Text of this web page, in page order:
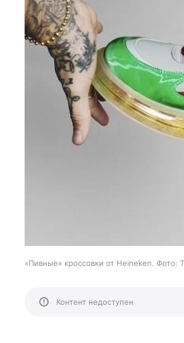
«Пивные» кроссовки от Heineken. Фото:
Контент недоступен